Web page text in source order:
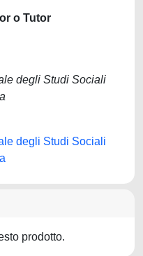
o Tutor
degli Studi Sociali
degli Studi Sociali
prodotto.